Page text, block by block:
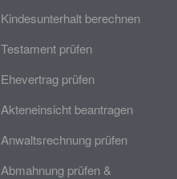
Kindesunterhalt berechnen
Testament prüfen
Ehevertrag prüfen
Akteneinsicht beantragen
Anwaltsrechnung prüfen
Abmahnung prüfen &